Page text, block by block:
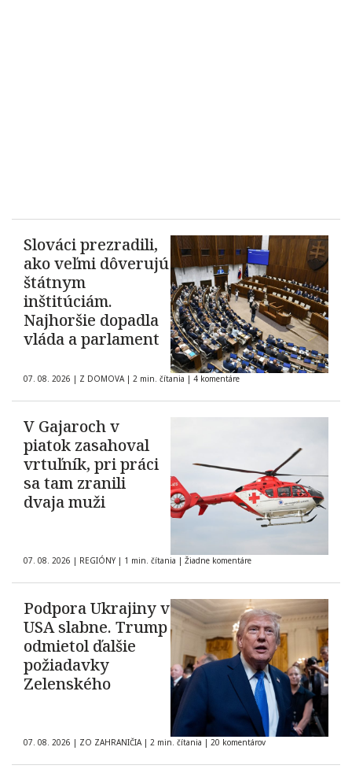
Slováci prezradili,
ako veľmi dôverujú
štátnym
inštitúciám.
Najhoršie dopadla
vláda a parlament
07. 08. 2026 | Z DOMOVA | 2 min. čítania | 4 komentáre
V Gajaroch v
piatok zasahoval
vrtuľník, pri práci
sa tam zranili
dvaja muži
07. 08. 2026 | REGIÓNY | 1 min. čítania | Žiadne komentáre
Podpora Ukrajiny v
USA slabne. Trump
odmietol ďalšie
požiadavky
Zelenského
07. 08. 2026 | ZO ZAHRANIČIA | 2 min. čítania | 20 komentárov